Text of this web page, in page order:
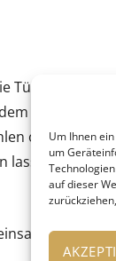
Um Ihnen
um
auf dieser
Türchen
oder
lassen wir